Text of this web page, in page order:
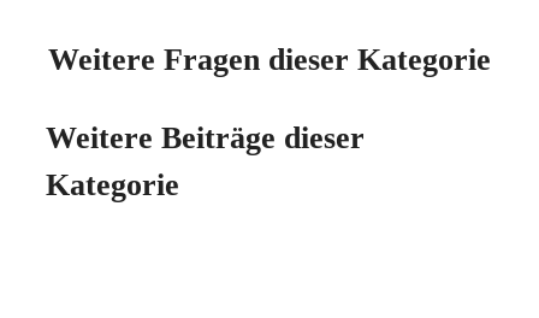
Weitere Fragen dieser Kategorie
Weitere Beiträge dieser
Kategorie